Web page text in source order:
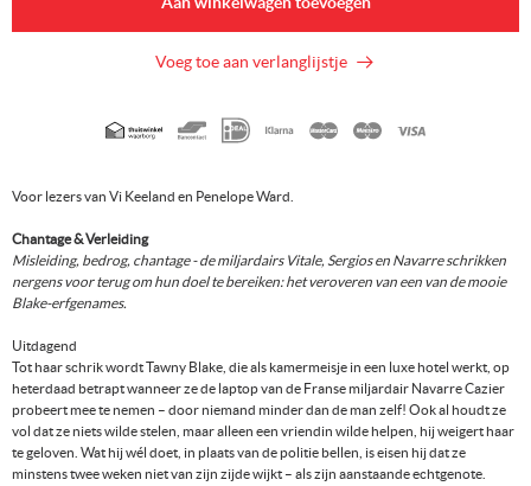
Voor lezers van Vi Keeland en Penelope Ward.
Chantage & Verleiding
Misleiding, bedrog, chantage - de miljardairs Vitale, Sergios en Navarre schrikken
nergens voor terug om hun doel te bereiken: het veroveren van een van de mooie
Blake-erfgenames.
Uitdagend
Tot haar schrik wordt Tawny Blake, die als kamermeisje in een luxe hotel werkt, op
heterdaad betrapt wanneer ze de laptop van de Franse miljardair Navarre Cazier
probeert mee te nemen – door niemand minder dan de man zelf! Ook al houdt ze
vol dat ze niets wilde stelen, maar alleen een vriendin wilde helpen, hij weigert haar
te geloven. Wat hij wél doet, in plaats van de politie bellen, is eisen hij dat ze
minstens twee weken niet van zijn zijde wijkt – als zijn aanstaande echtgenote.
Voeg toe aan verlanglijstje
Geaccepteerde